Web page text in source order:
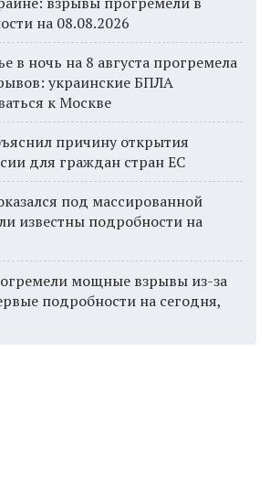
на 08.08.2026
в ночь на 8 августа прогремела
украинские БПЛА
к Москве
причину открытия
для граждан стран ЕС
под массированной
известны подробности на
мощные взрывы из-за
подробности на сегодня,